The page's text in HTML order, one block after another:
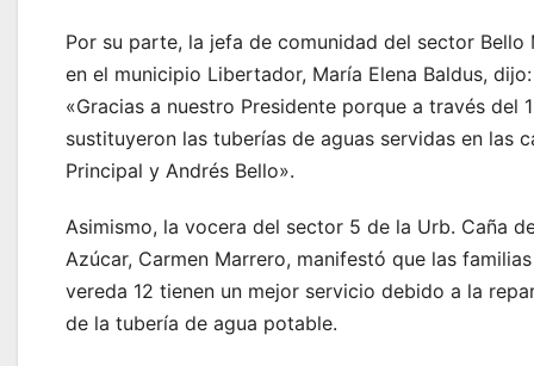
Por su parte, la jefa de comunidad del sector Bello
en el municipio Libertador, María Elena Baldus, dijo:
«Gracias a nuestro Presidente porque a través del
sustituyeron las tuberías de aguas servidas en las
Principal y Andrés Bello».
Asimismo, la vocera del sector 5 de la Urb. Caña
Azúcar, Carmen Marrero, manifestó que las
vereda 12 tienen un mejor servicio debido a la
de la tubería de agua potable.